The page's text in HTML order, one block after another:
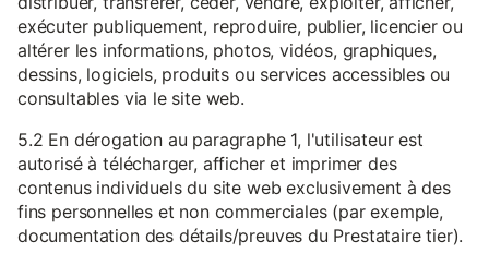
exécuter publiquement, reproduire, publier, licencier ou
altérer les informations, photos, vidéos, graphiques,
dessins, logiciels, produits ou services accessibles ou
consultables via le site web.
5.2 En dérogation au paragraphe 1, l'utilisateur est
autorisé à télécharger, afficher et imprimer des
contenus individuels du site web exclusivement à des
fins personnelles et non commerciales (par exemple,
documentation des détails/preuves du Prestataire tier).